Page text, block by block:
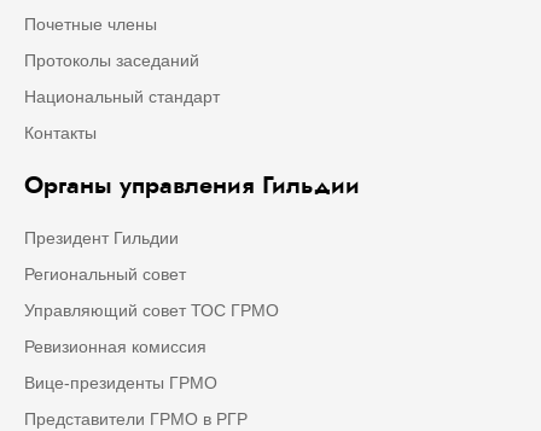
Почетные члены
Протоколы заседаний
Национальный стандарт
Контакты
Органы управления Гильдии
Президент Гильдии
Региональный совет
Управляющий совет ТОС ГРМО
Ревизионная комиссия
Вице-президенты ГРМО
Представители ГРМО в РГР